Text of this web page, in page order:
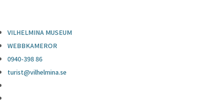
VILHELMINA MUSEUM
WEBBKAMEROR
0940-398 86
turist@vilhelmina.se